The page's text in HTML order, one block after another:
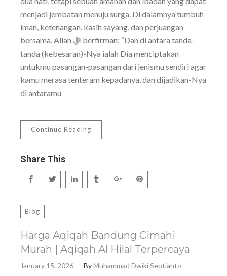
menjadi jembatan menuju surga. Di dalamnya tumbuh
iman, ketenangan, kasih sayang, dan perjuangan
bersama. Allah ﷻ berfirman: “Dan di antara tanda-
tanda (kebesaran)-Nya ialah Dia menciptakan
untukmu pasangan-pasangan dari jenismu sendiri agar
kamu merasa tenteram kepadanya, dan dijadikan-Nya
di antaramu
Continue Reading
Share This
Blog
Harga Aqiqah Bandung Cimahi
Murah | Aqiqah Al Hilal Terpercaya
January 15, 2026 ByMuhammad Dwiki Septianto